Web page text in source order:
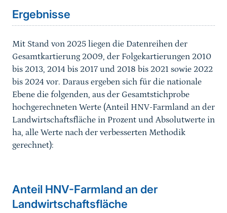
Ergebnisse
Mit Stand von 2025 liegen die Datenreihen der
Gesamtkartierung 2009, der Folgekartierungen 2010
bis 2013, 2014 bis 2017 und 2018 bis 2021 sowie 2022
bis 2024 vor. Daraus ergeben sich für die nationale
Ebene die folgenden, aus der Gesamtstichprobe
hochgerechneten Werte (Anteil HNV-Farmland an der
Landwirtschaftsfläche in Prozent und Absolutwerte in
ha, alle Werte nach der verbesserten Methodik
gerechnet):
Anteil HNV-Farmland an der
Landwirtschaftsfläche